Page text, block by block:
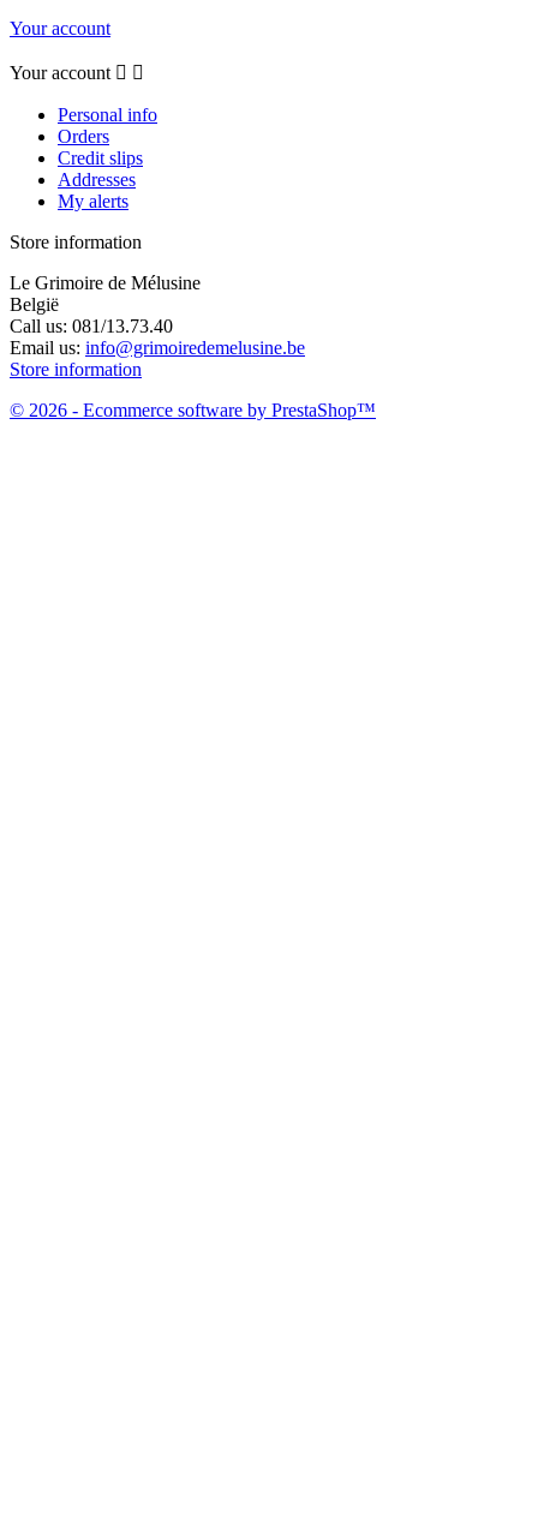
Your account
Your account  
Personal info
Orders
Credit slips
Addresses
My alerts
Store information
Le Grimoire de Mélusine
België
Call us: 081/13.73.40
Email us: info@grimoiredemelusine.be
Store information
© 2026 - Ecommerce software by PrestaShop™